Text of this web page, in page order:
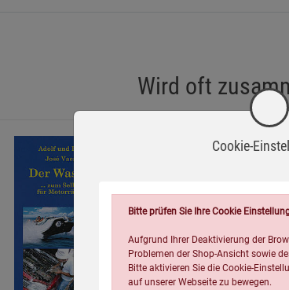
Wird oft
Cookie-
Bitte prüfen Sie Ihre Cookie
Aufgrund Ihrer Deaktivierung der
Problemen der Shop-Ansicht sowie
Bitte aktivieren Sie die Cookie-
auf unserer Webseite zu bewegen.